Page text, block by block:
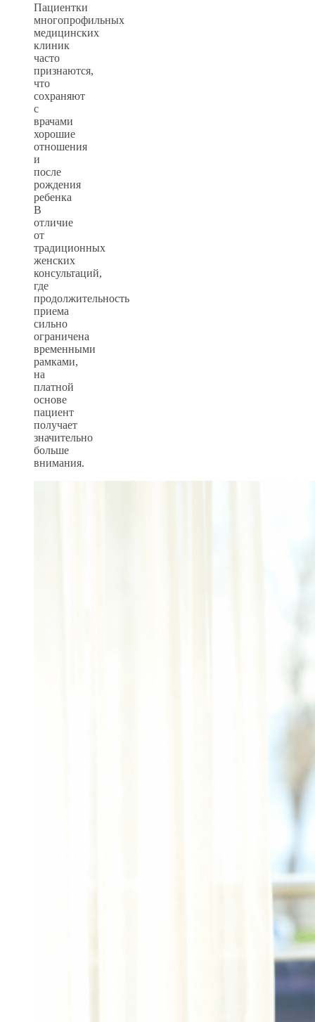
Пациентки
многопрофильных
медицинских
клиник
часто
признаются,
что
сохраняют
с
врачами
хорошие
отношения
и
после
рождения
ребенка
В
отличие
от
традиционных
женских
консультаций,
где
продолжительность
приема
сильно
ограничена
временными
рамками,
на
платной
основе
пациент
получает
значительно
больше
внимания.